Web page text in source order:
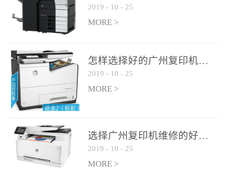
2019 - 10 - 25
MORE >
怎样选择好的广州复印机维修公司?
2019 - 10 - 25
MORE >
选择广州复印机维修的好处有哪些?
2019 - 10 - 25
MORE >